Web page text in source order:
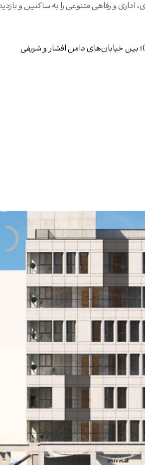
و رفاهی متنوعی را به ساکنین و
بین خیابان‌های دامن افشار و شریفی